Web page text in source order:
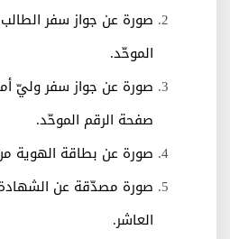
صورة عن جواز سفر
الموحّد.
صورة عن جواز سفر وليّ
صفحة الرقم الموحّد.
صورة عن بطاقة الهوية
صورة مصدّقة عن
العاشر.